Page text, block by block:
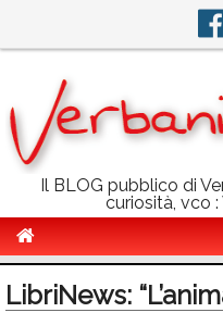
Il BLOG pubblico di
curiosità, vco :
Politica
LibriNews: